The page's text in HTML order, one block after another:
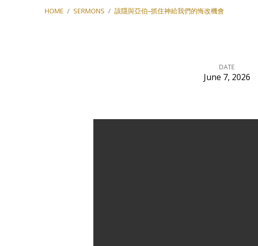
HOME / SERMONS / 該隱與亞伯–抓住神給我們的悔改機會
DATE
June 7, 2026